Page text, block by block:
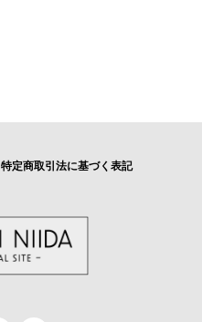
特定商取引法に基づく表記